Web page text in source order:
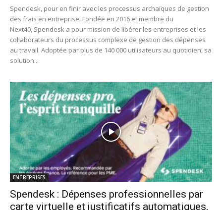
Spendesk, pour en finir avec les processus archaïques de gestion
des frais en entreprise. Fondée en 2016 et membre du
Next40, Spendesk a pour mission de libérer les entreprises et les
collaborateurs du processus complexe de gestion des dépenses
au travail. Adoptée par plus de 140 000 utilisateurs au quotidien, sa
solution...
ENTREPRISES
Spendesk : Dépenses professionnelles par
carte virtuelle et justificatifs automatiques,